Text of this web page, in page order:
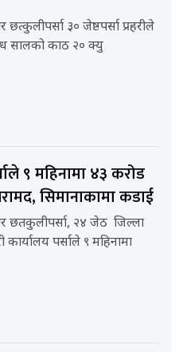
३० जेष्ठपर्सा प्रहरीले
सालको काठ २० क्यु
९ महिनामा ४३ करोड
सिमानाकामा कडाई
छतकुलीपर्सा, २४ जेठ जिल्ला
कार्यालय पर्साले ९ महिनामा